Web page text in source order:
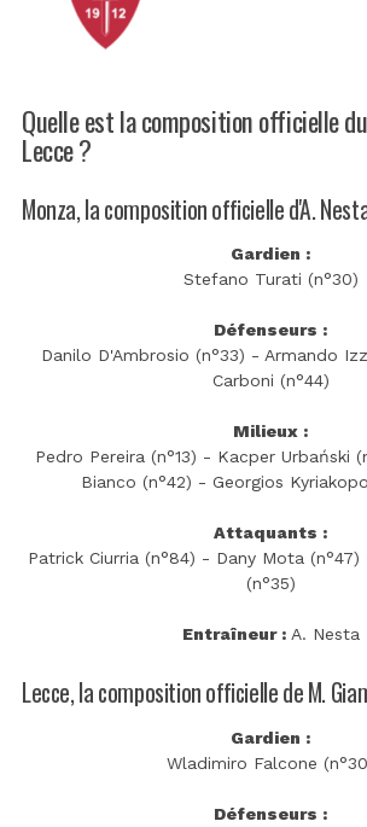
Quelle est la composition officielle
Lecce ?
Monza, la composition officielle d'A.
Gardien :
Stefano Turati (n°30)
Défenseurs :
Danilo D'Ambrosio (n°33) - Armando
Carboni (n°44)
Milieux :
Pedro Pereira (n°13) - Kacper Urbański
Bianco (n°42) - Georgios
Attaquants :
Patrick Ciurria (n°84) - Dany Mota (n°47)
(n°35)
Entraîneur :A. Nesta
Lecce, la composition officielle de M.
Gardien :
Wladimiro Falcone
Défenseurs :